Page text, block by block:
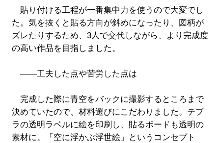
貼り付ける工程が一番集中力を使うので大変でし
た。気を抜くと貼る方向が斜めになったり、図柄が
ズレたりするため、3人で交代しながら、より完成度
の高い作品を目指しました。
――工夫した点や苦労した点は
完成した際に青空をバックに撮影するところまで
決めていたので、材料選びにこだわりました。テプ
ラの透明ラベルに絵を印刷し、貼るボードも透明の
素材に。「空に浮かぶ浮世絵」というコンセプト